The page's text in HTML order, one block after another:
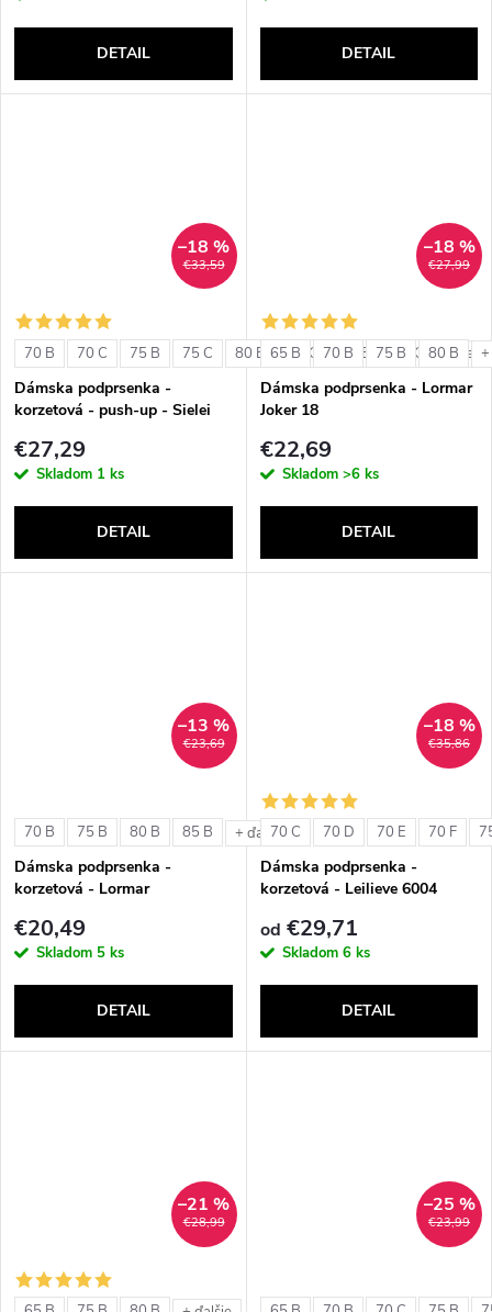
DETAIL DETAIL
€33,59
–18 %
70 B 70 C 75 B 75 C 80 B 80 C 85 B 85 C +
Dámska podprsenka -
korzetová - push-up - Sielei
€27,29
Skladom 1 ks
DETAIL
€27,99
–18 %
65 B 70 B 75 B 80 B
Dámska podprsenka - Lormar
Joker 18
€22,69
Skladom >6 ks
DETAIL
€23,69
–13 %
70 B 75 B 80 B 85 B + ďalšie
Dámska podprsenka -
korzetová - Lormar
€20,49
Skladom 5 ks
DETAIL
€35,86
–18 %
70 C 70 D 70 E 70 F
Dámska podprsenka -
korzetová - Leilieve 6004
od €29,71
Skladom 6 ks
DETAIL
€28,99
–21 %
€23,99
–25 %